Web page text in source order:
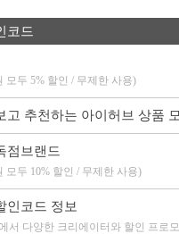
코드
모두 5% 할인 / 무제한 사용)
고 추천하는 아이허브 상품
점브랜드
모두 10% 할인 / 무제한 사용)
인코드 정보
서 다양한 크리에이터와 할인 프로